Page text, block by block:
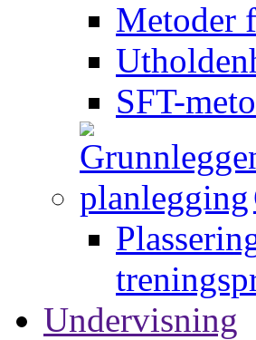
Metoder
SFT-
Undervisning